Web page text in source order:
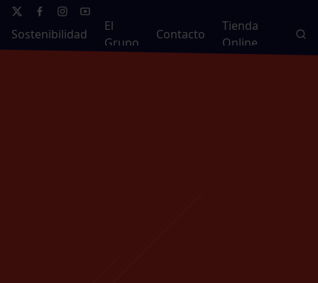
Sostenibilidad
El
Grupo
Contacto
Tienda
Online